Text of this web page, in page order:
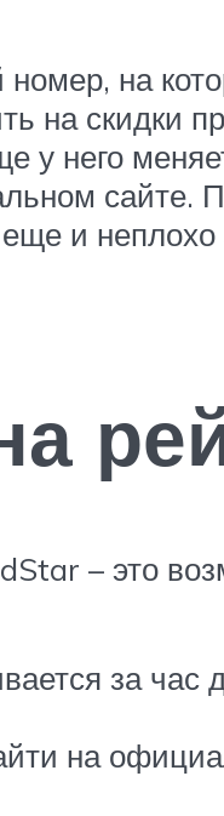
на
на скидки
у него
сайте.
и неплохо
– это
за час
на